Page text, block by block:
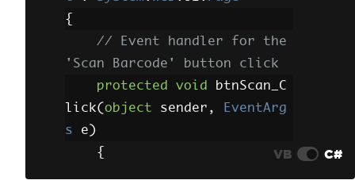
{
// Event handler for the
'Scan Barcode' button click
protected
void btnScan_C
lick( object sender ,
EventArg
s e )
{
VB C#